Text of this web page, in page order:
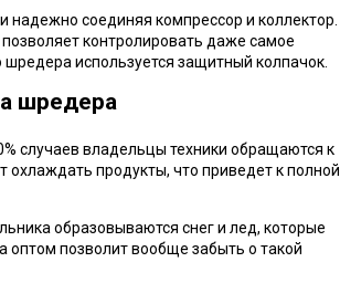
надежно соединяя компрессор и коллектор.
контролировать даже самое
используется защитный колпачок.
шредера
случаев владельцы техники обращаются к
продукты, что приведет к полной
образовываются снег и лед, которые
позволит вообще забыть о такой